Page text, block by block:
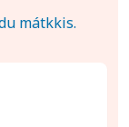
mátkkis.